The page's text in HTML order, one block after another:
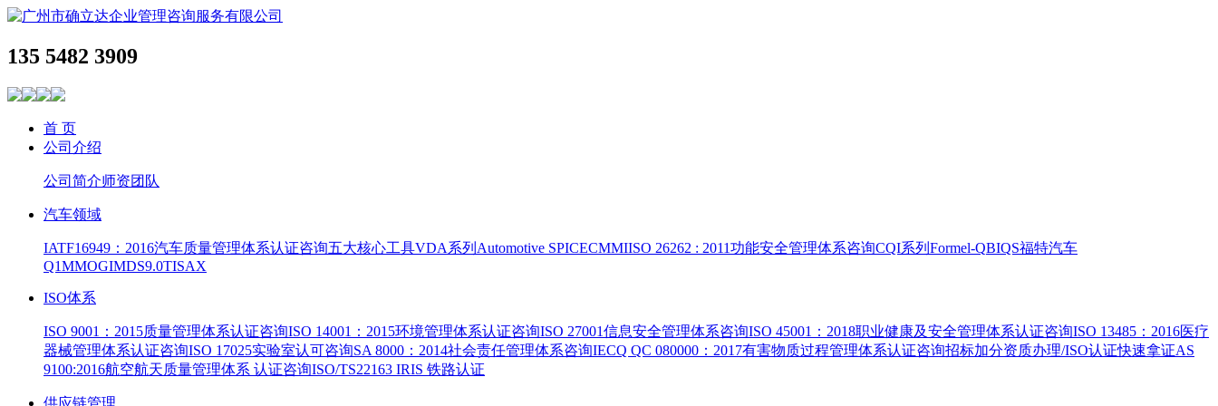
135 5482 3909
首 页
公司介绍
公司简介师资团队
汽车领域
IATF16949：2016汽车质量管理体系认证咨询五大核心工具VDA系列 Automotive SPICECMMIISO 26262 : 2011功能安全管理体系咨询CQI系列 Formel-QBIQS福特汽车
Q1MMOGIMDS9.0TISAX
ISO体系
ISO 9001：2015质量管理体系认证咨询ISO 14001：2015环境管理体系认证咨询ISO 27001信息安全管理体系咨询ISO 45001：2018职业健康及安全管理体系认证咨询ISO 13485：2016医疗
器械管理体系认证咨询ISO 17025实验室认可咨询SA 8000：2014社会责任管理体系咨询IECQ QC 080000：2017有害物质过程管理体系认证咨询招标加分资质办理/ISO认证快速拿证AS
9100:2016航空航天质量管理体系 认证咨询ISO/TS22163 IRIS 铁路认证
供应链管理